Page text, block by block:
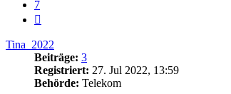
7
Tina_2022
Beiträge: 3
Registriert: 27. Jul 2022, 13:59
Behörde: Telekom